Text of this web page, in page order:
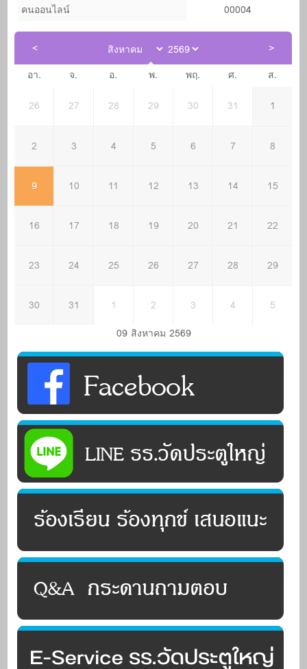
คนออนไลน์
00004
อา. จ. อ. พ. พฤ. ศ. ส.
26 27 28 29 30 31 1
2 3 4 5 6 7 8
9 10 11 12 13 14 15
16 17 18 19 20 21 22
23 24 25 26 27 28 29
30 31 1 2 3 4
5
09 สิงหาคม 2569